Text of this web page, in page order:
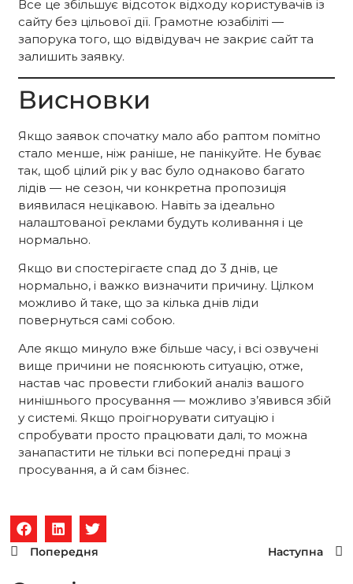
Все це збільшує відсоток відходу користувачів із
сайту без цільової дії. Грамотне юзабіліті —
запорука того, що відвідувач не закриє сайт та
залишить заявку.
Висновки
Якщо заявок спочатку мало або раптом помітно
стало менше, ніж раніше, не панікуйте. Не буває
так, щоб цілий рік у вас було однаково багато
лідів — не сезон, чи конкретна пропозиція
виявилася нецікавою. Навіть за ідеально
налаштованої реклами будуть коливання і це
нормально.
Якщо ви спостерігаєте спад до 3 днів, це
нормально, і важко визначити причину. Цілком
можливо й таке, що за кілька днів ліди
повернуться самі собою.
Але якщо минуло вже більше часу, і всі озвучені
вище причини не пояснюють ситуацію, отже,
настав час провести глибокий аналіз вашого
нинішнього просування — можливо з’явився збій
у системі. Якщо проігнорувати ситуацію і
спробувати просто працювати далі, то можна
занапастити не тільки всі попередні праці з
просування, а й сам бізнес.
Попередня Наступна